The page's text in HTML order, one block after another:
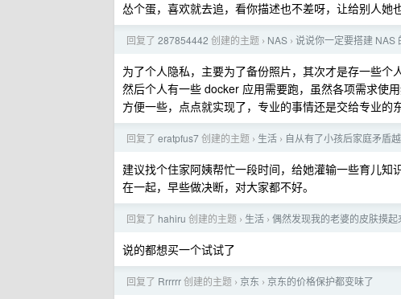
怂个蛋，喜欢就去追，看你描述也不差呀，让给别人她
回复了 287854442 创建的主题 › NAS › 说说你一定要搭建 NAS
为了个人隐私，主要为了备份照片，其次才是存一些个
然后个人有一些 docker 应用需要跑，虽然各项需求使
方便一些，点点就实现了，专业的事情还是交给专业的
回复了 eratpfus7创建的主题 › 生活 › 自从有了小孩后家庭矛盾
建议找个住家阿姨帮忙一段时间，给她灌输一些育儿
在一起，早些做决断，对大家都不好。
回复了 hahiru 创建的主题 › 生活 › 偶然发现我的老婆的皮肤摸起
说的都想买一个试试了
回复了 Rrrrrr创建的主题 › 京东 › 京东的价格保护都变味了